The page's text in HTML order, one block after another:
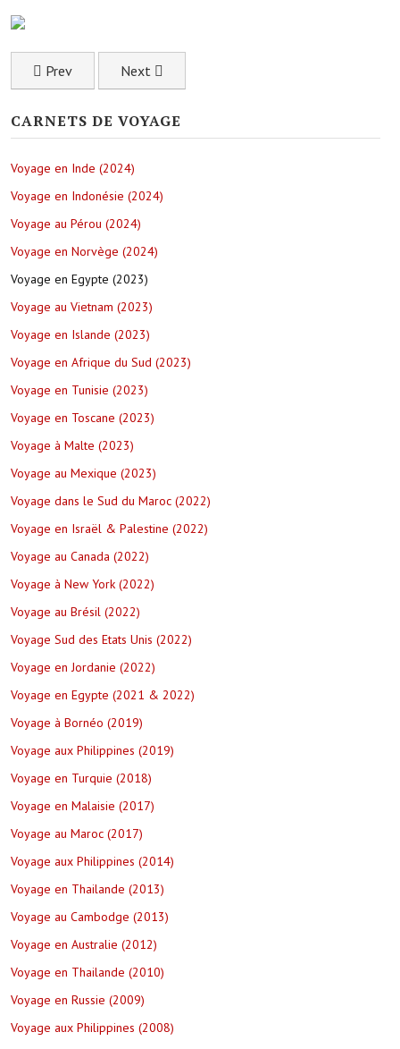
Previous article: Randonnée dans les paysages multicolores
Prev Next article: La captivante capitale de
Next
CARNETS DE VOYAGE
Voyage en Inde (2024)
Voyage en Indonésie (2024)
Voyage au Pérou (2024)
Voyage en Norvège (2024)
Voyage en Egypte (2023)
Voyage au Vietnam (2023)
Voyage en Islande (2023)
Voyage en Afrique du Sud (2023)
Voyage en Tunisie (2023)
Voyage en Toscane (2023)
Voyage à Malte (2023)
Voyage au Mexique (2023)
Voyage dans le Sud du Maroc (2022)
Voyage en Israël & Palestine (2022)
Voyage au Canada (2022)
Voyage à New York (2022)
Voyage au Brésil (2022)
Voyage Sud des Etats Unis (2022)
Voyage en Jordanie (2022)
Voyage en Egypte (2021 & 2022)
Voyage à Bornéo (2019)
Voyage aux Philippines (2019)
Voyage en Turquie (2018)
Voyage en Malaisie (2017)
Voyage au Maroc (2017)
Voyage aux Philippines (2014)
Voyage en Thailande (2013)
Voyage au Cambodge (2013)
Voyage en Australie (2012)
Voyage en Thailande (2010)
Voyage en Russie (2009)
Voyage aux Philippines (2008)